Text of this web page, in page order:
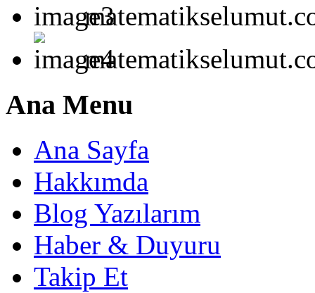
Ana Menu
Ana Sayfa
Hakkımda
Blog Yazılarım
Haber & Duyuru
Takip Et